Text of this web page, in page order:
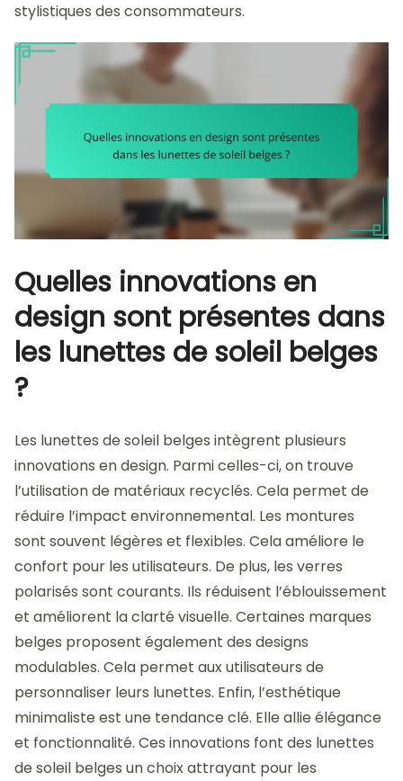
stylistiques des consommateurs.
Quelles innovations en
design sont présentes dans
les lunettes de soleil belges
?
Les lunettes de soleil belges intègrent plusieurs
innovations en design. Parmi celles-ci, on trouve
l’utilisation de matériaux recyclés. Cela permet de
réduire l’impact environnemental. Les montures
sont souvent légères et flexibles. Cela améliore le
confort pour les utilisateurs. De plus, les verres
polarisés sont courants. Ils réduisent l’éblouissement
et améliorent la clarté visuelle. Certaines marques
belges proposent également des designs
modulables. Cela permet aux utilisateurs de
personnaliser leurs lunettes. Enfin, l’esthétique
minimaliste est une tendance clé. Elle allie élégance
et fonctionnalité. Ces innovations font des lunettes
de soleil belges un choix attrayant pour les